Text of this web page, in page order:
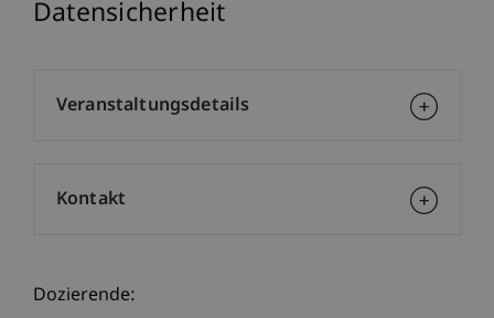
Datensicherheit
Dozierende:
Veranstaltungsdetails
Kontakt